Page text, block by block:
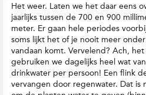
Het weer. Laten we het daar eens
jaarlijks tussen de 700 en 900
meter. Er gaan hele periodes
soms lijkt het of je nooit meer
vandaan komt. Vervelend? Ach, het
gebruiken we dagelijks heel wat
drinkwater per persoon! Een flink
vervangen door regenwater. Dat is